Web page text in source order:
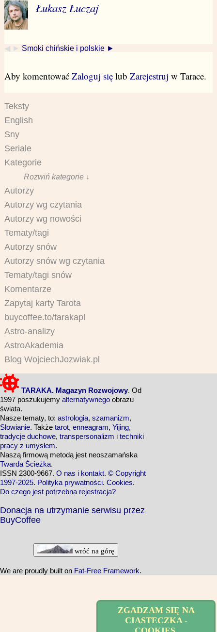
ZGADZAM SIĘ NA
CIASTECZKA -
Łukasz Łuczaj
◀ ► Smoki chińskie i polskie ►
Aby komentować Zaloguj sięlub Zarejestruj w Tarace.
Teksty
English
Sny
Seriale
Kategorie
Rozwiń kategorie ↓
Autorzy
Autorzy wg czytania
Autorzy wg nowości
Tematy/tagi
Autorzy snów
Autorzy snów wg czytania
Tematy/tagi snów
Komentarze
Zapytaj karty Tarota
buycoffee.to/tarakapl
Astro-analizy
AstroAkademia
Blog WojciechJozwiak.pl
TARAKA. Magazyn Rozwojowy. Od
1997 poszukujemy alternatywnego obrazu
świata.
Nasze tematy, to: astrologia, szamanizm,
Słowianie. Także tarot, enneagram, Yijing,
tradycje duchowe, transpersonalizm i techniki
pracy z umysłem.
Naszą firmową metodą jest neoszamańska
Twarda Ścieżka.
ISSN 2300-9667. O nas i kontakt. © Copyright
1997-2025. Polityka prywatności. Cookies.
Do czego jest potrzebna rejestracja?
Donacja na utrzymanie serwisu przez
BuyCoffee
wróć na górę
We are proudly built on Fat-Free Framework.